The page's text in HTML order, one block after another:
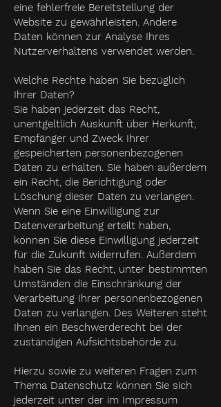
eine fehlerfreie Bereitstellung der
Website zu gewährleisten. Andere
Daten können zur Analyse Ihres
Nutzerverhaltens verwendet werden.
Welche Rechte haben Sie bezüglich
Ihrer Daten?
Sie haben jederzeit das Recht,
unentgeltlich Auskunft über Herkunft,
Empfänger und Zweck Ihrer
gespeicherten personenbezogenen
Daten zu erhalten. Sie haben außerdem
ein Recht, die Berichtigung oder
Löschung dieser Daten zu verlangen.
Wenn Sie eine Einwilligung zur
Datenverarbeitung erteilt haben,
können Sie diese Einwilligung jederzeit
für die Zukunft widerrufen. Außerdem
haben Sie das Recht, unter bestimmten
Umständen die Einschränkung der
Verarbeitung Ihrer personenbezogenen
Daten zu verlangen. Des Weiteren steht
Ihnen ein Beschwerderecht bei der
zuständigen Aufsichtsbehörde zu.
Hierzu sowie zu weiteren Fragen zum
Thema Datenschutz können Sie sich
jederzeit unter der im Impressum